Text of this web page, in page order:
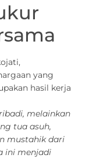
yang
hasil kerja
melainkan
tua asuh,
mustahik dari
ini menjadi